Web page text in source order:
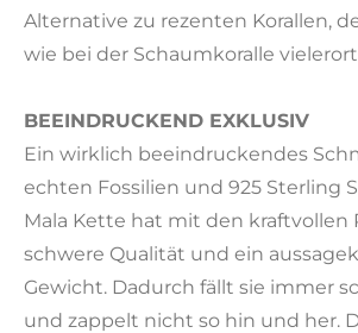
Alternative zu rezenten Korallen,
wie bei der Schaumkoralle
BEEINDRUCKEND EXKLUSIV
Ein wirklich beeindruckendes
echten Fossilien und 925 Sterling
Mala Kette hat mit den kraftvollen
schwere Qualität und ein
Gewicht. Dadurch fällt sie immer
und zappelt nicht so hin und her.